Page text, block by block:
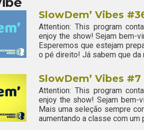
SlowDem’ Vibes
Attention: This program
enjoy the show! Sejam bem-
Esperemos que estejam
o pé direito! Já sabem que da
SlowDem’ Vibes #7
Attention: This program
enjoy the show! Sejam bem-
Mais uma seleção sempre
aumentando a classe com um